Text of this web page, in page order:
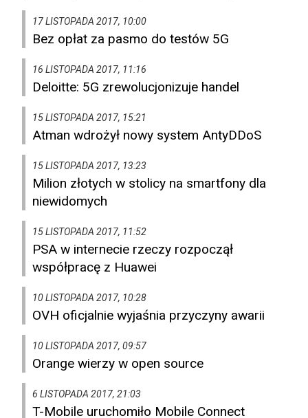
17 LISTOPADA 2017, 10:00
Bez opłat za pasmo do testów 5G
16 LISTOPADA 2017, 11:16
Deloitte: 5G zrewolucjonizuje handel
15 LISTOPADA 2017, 15:21
Atman wdrożył nowy system AntyDDoS
15 LISTOPADA 2017, 13:23
Milion złotych w stolicy na smartfony dla
niewidomych
15 LISTOPADA 2017, 11:52
PSA w internecie rzeczy rozpoczął
współpracę z Huawei
10 LISTOPADA 2017, 10:28
OVH oficjalnie wyjaśnia przyczyny awarii
10 LISTOPADA 2017, 09:57
Orange wierzy w open source
6 LISTOPADA 2017, 21:03
T-Mobile uruchomiło Mobile Connect